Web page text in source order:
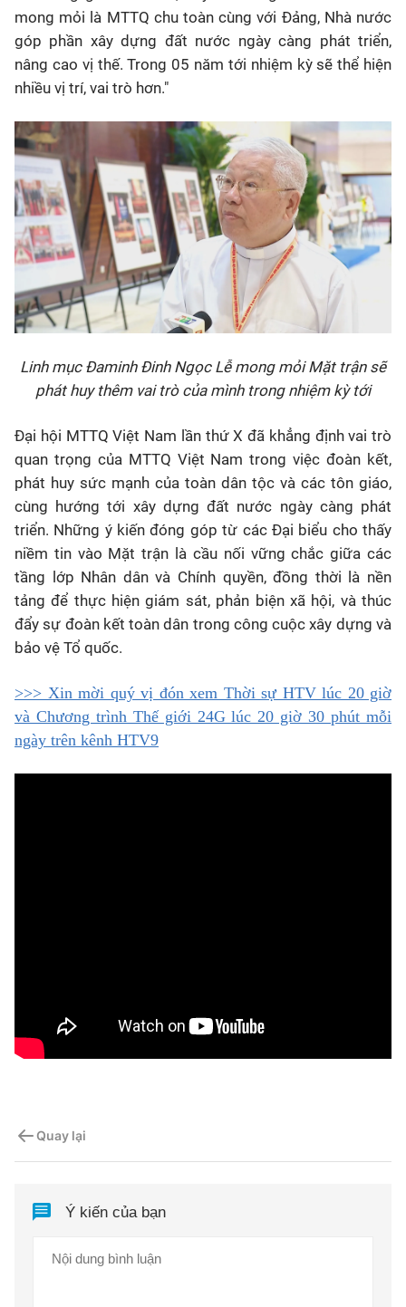
mong mỏi là MTTQ chu toàn cùng với Đảng, Nhà nước
góp phần xây dựng đất nước ngày càng phát triển,
nâng cao vị thế. Trong 05 năm tới nhiệm kỳ sẽ thể hiện
nhiều vị trí, vai trò hơn."
Linh mục Đaminh Đinh Ngọc Lễ mong mỏi Mặt trận sẽ
phát huy thêm vai trò của mình trong nhiệm kỳ tới
Đại hội MTTQ Việt Nam lần thứ X đã khẳng định vai trò
quan trọng của MTTQ Việt Nam trong việc đoàn kết,
phát huy sức mạnh của toàn dân tộc và các tôn giáo,
cùng hướng tới xây dựng đất nước ngày càng phát
triển. Những ý kiến đóng góp từ các Đại biểu cho thấy
niềm tin vào Mặt trận là cầu nối vững chắc giữa các
tầng lớp Nhân dân và Chính quyền, đồng thời là nền
tảng để thực hiện giám sát, phản biện xã hội, và thúc
đẩy sự đoàn kết toàn dân trong công cuộc xây dựng và
bảo vệ Tổ quốc.
>>> Xin mời quý vị đón xem Thời sự HTV lúc 20 giờ
và Chương trình Thế giới 24G lúc 20 giờ 30 phút mỗi
ngày trên kênh HTV9
Quay lại
Ý kiến của bạn